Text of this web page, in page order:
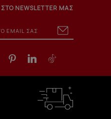
NEWSLETTER ΜΑΣ